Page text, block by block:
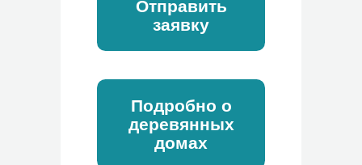
Отправить
заявку
Подробно о
деревянных
домах